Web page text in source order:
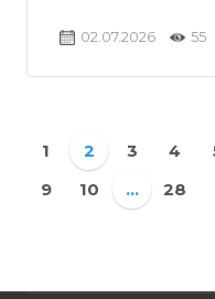
02.07.2026 55
1 2 3 4
9
10 ... 28